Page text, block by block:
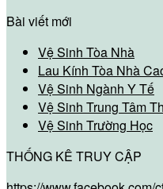
Bài viết mới
Vệ Sinh Tòa Nhà
Lau Kính Tòa Nhà
Vệ Sinh Ngành Y Tế
Vệ Sinh Trung Tâm
Vệ Sinh Trường Học
THỐNG KÊ TRUY CẬP